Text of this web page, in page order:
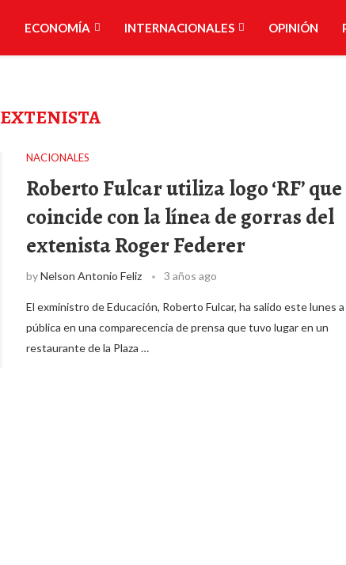
ECONOMÍA INTERNACIONALES OPINIÓN
EXTENISTA
NACIONALES
Roberto Fulcar utiliza logo ‘RF’ que
coincide con la línea de gorras del
extenista Roger Federer
byNelson Antonio Feliz 3 años ago
El exministro de Educación, Roberto Fulcar, ha salido este lunes a
pública en una comparecencia de prensa que tuvo lugar en un
restaurante de la Plaza …